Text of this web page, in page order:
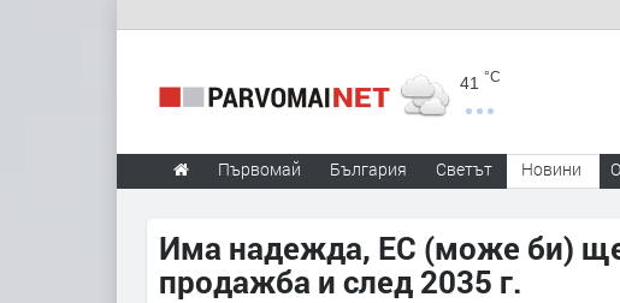
41 °C
Първомай България Светът Новини
Има надежда, ЕС (може би)
продажба и след 2035 г.